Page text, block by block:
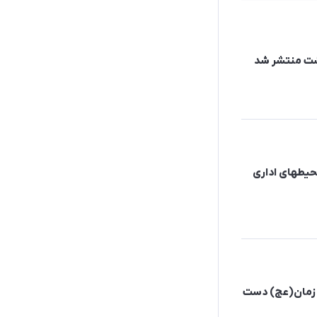
منتشر شد
اداری
زمان(عج) دست